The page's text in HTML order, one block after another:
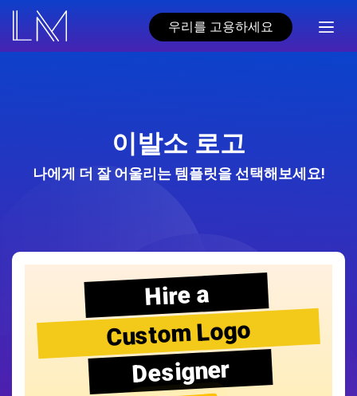
우리를 고용하세요
이발소 로고
나에게 더 잘 어울리는 템플릿을 선택해보세요!
Hire a
Custom Logo
Designer